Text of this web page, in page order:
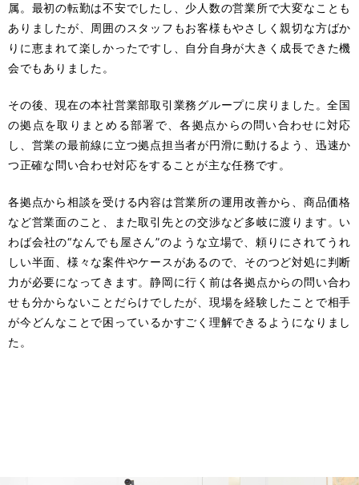
属。最初の転勤は不安でしたし、少人数の営業所で大変なことも
ありましたが、周囲のスタッフもお客様もやさしく親切な方ばか
りに恵まれて楽しかったですし、自分自身が大きく成長できた機
会でもありました。
その後、現在の本社営業部取引業務グループに戻りました。全国
の拠点を取りまとめる部署で、各拠点からの問い合わせに対応
し、営業の最前線に立つ拠点担当者が円滑に動けるよう、迅速か
つ正確な問い合わせ対応をすることが主な任務です。
各拠点から相談を受ける内容は営業所の運用改善から、商品価格
など営業面のこと、また取引先との交渉など多岐に渡ります。い
わば会社の“なんでも屋さん”のような立場で、頼りにされてうれ
しい半面、様々な案件やケースがあるので、そのつど対処に判断
力が必要になってきます。静岡に行く前は各拠点からの問い合わ
せも分からないことだらけでしたが、現場を経験したことで相手
が今どんなことで困っているかすごく理解できるようになりまし
た。